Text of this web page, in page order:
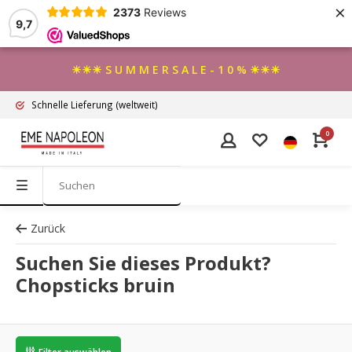
9,7
2373 Reviews ×
☀☀☀ S U M M E R S A L E - 1 0 % ☀☀☀
Schnelle Lieferung (weltweit)
0
Zurück
Suchen Sie dieses Produkt?
Chopsticks bruin